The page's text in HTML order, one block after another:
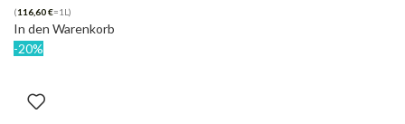
(116,60€=1L)
In den Warenkorb
-20%